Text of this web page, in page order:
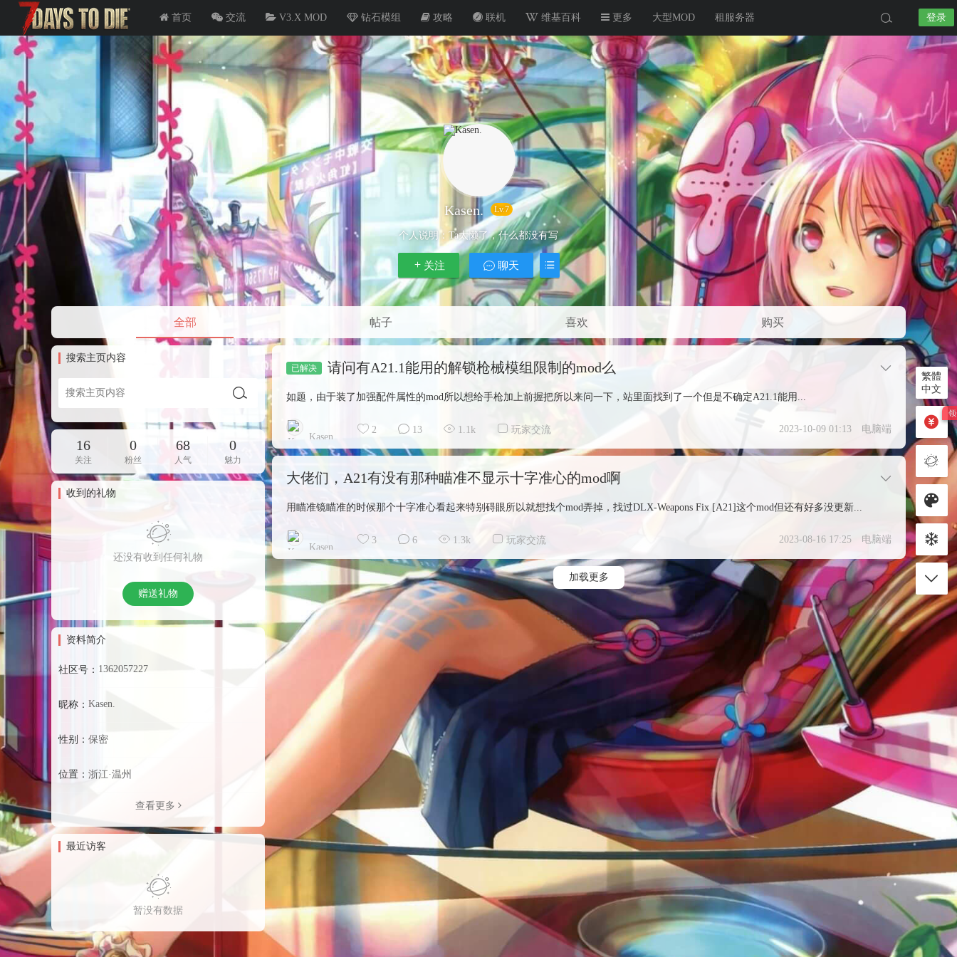
首页 交流 V3.X MOD 钻石模组 攻略 联机 维基百科 更多 大型MOD 租服务器 登录
Kasen. Lv.7
个人说明： Ta太懒了，什么都没有写
关注 聊天
全部 帖子 喜欢 购买
搜索主页内容
16
关注
0
粉丝
68
人气
0
魅力
收到的礼物
还没有收到任何礼物
赠送礼物
资料简介
社区号： 1362057227
昵称： Kasen.
性别： 保密
位置： 浙江·温州
查看更多
最近访客
暂没有数据
请问有A21.1能用的解锁枪械模组限制的mod么
如题，由于装了加强配件属性的mod所以想给手枪加上前握把所以来问一下，站里面找到了一个但是不确定A21.1能用...
Kasen.
2 13 1.1k 玩家交流 2023-10-09 01:13 电脑端
大佬们，A21有没有那种瞄准不显示十字准心的mod啊
用瞄准镜瞄准的时候那个十字准心看起来特别碍眼所以就想找个mod弄掉，找过DLX-Weapons Fix [A21]这个mod但还有好多没更新...
Kasen.
3 6 1.3k 玩家交流 2023-08-16 17:25 电脑端
加载更多
繁體
中文